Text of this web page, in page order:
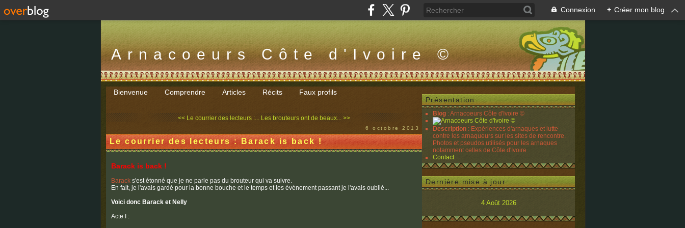
Connexion + Créer mon blog
Arnacoeurs Côte d'Ivoire ©
Bienvenue Comprendre Articles Récits Faux profils
<< Le courrier des lecteurs :... Les brouteurs ont de beaux... >>
6 octobre 2013
Le courrier des lecteurs : Barack is back !
Barack is back !
Barack s'est étonné que je ne parle pas du brouteur qui va suivre.
En fait, je l'avais gardé pour la bonne bouche et le temps et les événement passant je l'avais oublié...
Voici donc Barack et Nelly
Acte I :
Présentation
Blog : Arnacoeurs Côte d'Ivoire ©
Description : Expériences d'arnaques et lutte
contre les arnaqueurs sur les sites de rencontre.
Photos et pseudos utilisés pour les arnaques
notamment celles de Côte d'Ivoire
Contact
Dernière mise à jour
4 Août 2026